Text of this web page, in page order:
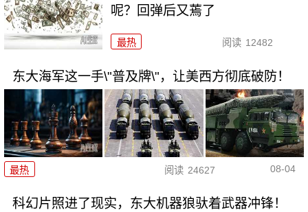
呢？回弹后又蔫了
最热 阅读 12482
东大海军这一手\"普及牌\"，让美西方彻底破防！
最热 阅读 24627 08-04
科幻片照进了现实，东大机器狼驮着武器冲锋！